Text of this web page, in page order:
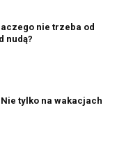
nie trzeba od
nudą?
tylko na wakacjach